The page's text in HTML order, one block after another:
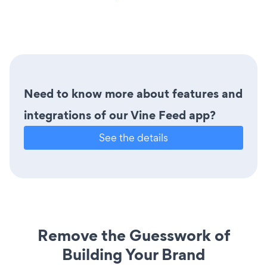
Need to know more about features and
integrations of our Vine Feed app?
See the details
Remove the Guesswork of
Building Your Brand